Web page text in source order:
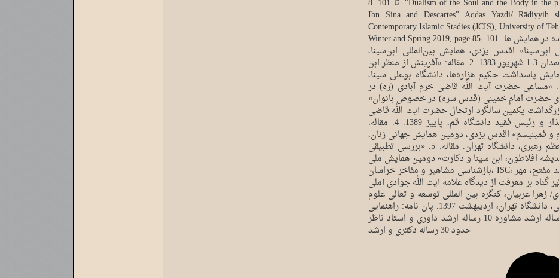
Ibn Sina and Descartes'' Aqdas Yazdi/ Rādiyyih
Contemporary Islamic Stadies (JCIS), University of
Winter and Spring 2019, page 85- 101. مقالات فارسی چاپ شده در همایش ها
ابن‌سینا» اقدس یزدی، همایش بین‌المللی ابن‌سینا،
دانشگاه بوعلی سینا، همدان 3-1 شهریور 1383. 2. مقاله: «آفرینش از منظر ابن
پاسداشت حکیم هزاره‌ها، دانشگاه بوعلی سینا،
3. مقاله: «مساعی حضرت آیت الله قاضی خرم آبادی (ره) در
حضرت امام خمینی (قدس سره) در خصوص بانوان»
یکمین سالگرد ارتحال حضرت آیت الله قاضی
خرم آبادی (ره) بنیانگذار و رئیس فقید دانشگاه قم، پاییز 1389. 4. مقاله:
و فمینیسم» اقدس یزدی، دومین همایش جهانی زنان،
نهاد نمایندگی مقام معظم رهبری، دانشگاه تهران. مقاله: 5. «بررسی تطبیقی
افلاطون، ابن سینا و دکارت» دومین همایش ملی
بازشناسی مشاهیر و مفاخر خراسان، ISC، دانشگاه فرهنگیان شهید مفتح، مهر
«تأثیر گناه بر معرفت از دیدگاه علامه آیت الله جوادی آملی
زهرا عربیان، کنگره بین المللی توسعه و تعالی علوم
بر پایه عقلانیت وحیانی، دانشگاه تهران، اردیبهشت 1397. پان نامه: راهنمایی
1 رساله دکتری و 27 رساله ارشد مشاوره 10 رساله ارشد داوری و استاد ناظر
حدود 30 رساله دکتری و ارشد